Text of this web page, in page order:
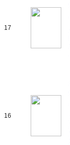
17
16